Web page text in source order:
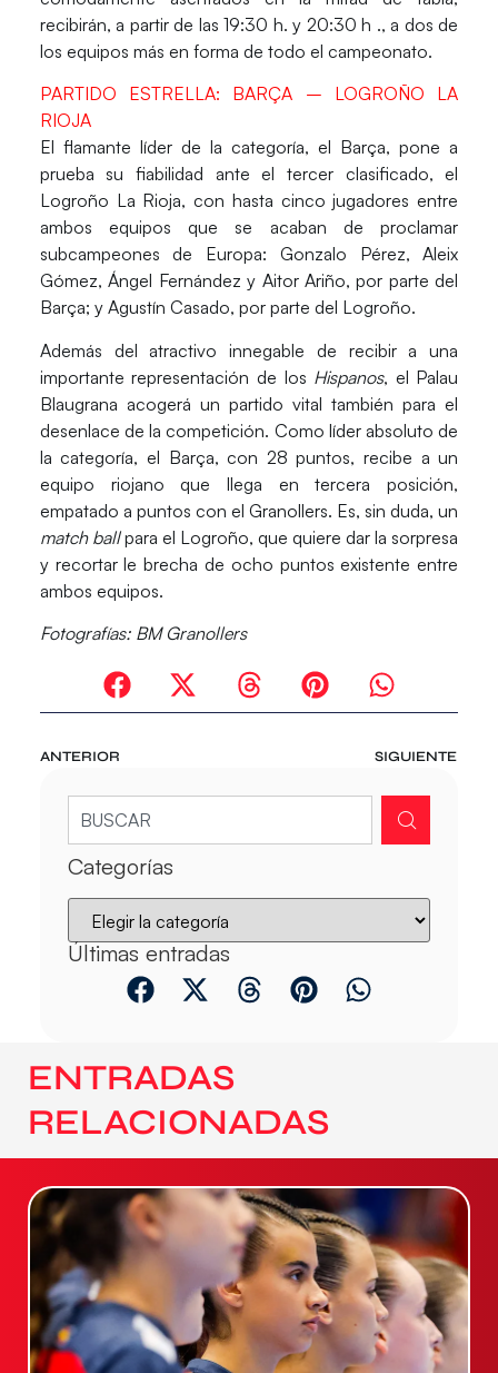
recibirán, a partir de las 19:30 h. y 20:30 h ., a dos de
los equipos más en forma de todo el campeonato.
PARTIDO ESTRELLA: BARÇA – LOGROÑO LA
RIOJA
El flamante líder de la categoría, el Barça, pone a
prueba su fiabilidad ante el tercer clasificado, el
Logroño La Rioja, con hasta cinco jugadores entre
ambos equipos que se acaban de proclamar
subcampeones de Europa: Gonzalo Pérez, Aleix
Gómez, Ángel Fernández y Aitor Ariño, por parte del
Barça; y Agustín Casado, por parte del Logroño.
Además del atractivo innegable de recibir a una
importante representación de los Hispanos, el Palau
Blaugrana acogerá un partido vital también para el
desenlace de la competición. Como líder absoluto de
la categoría, el Barça, con 28 puntos, recibe a un
equipo riojano que llega en tercera posición,
empatado a puntos con el Granollers. Es, sin duda, un
match ballpara el Logroño, que quiere dar la sorpresa
y recortar le brecha de ocho puntos existente entre
ambos equipos.
Fotografías: BM Granollers
ANTERIOR SIGUIENTE
Categorías
Últimas entradas
ENTRADAS
RELACIONADAS